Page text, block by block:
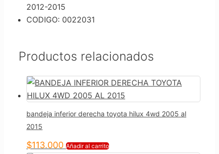
2012-2015
CODIGO: 0022031
Productos relacionados
bandeja inferior derecha toyota hilux 4wd 2005 al
2015
$113.000 Añadir al carrito